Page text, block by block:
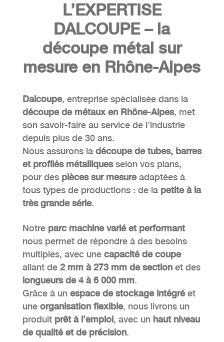
L’EXPERTISE
DALCOUPE – la
découpe métal sur
mesure en Rhône-Alpes
Dalcoupe, entreprise spécialisée dans la
découpe de métaux en Rhône-Alpes, met
son savoir-faire au service de l’industrie
depuis plus de 30 ans.
Nous assurons la découpe de tubes, barres
et profilés métalliquesselon vos plans,
pour des pièces sur mesureadaptées à
tous types de productions : de la petite à la
très grande série.
Notre parc machine varié et performant
nous permet de répondre à des besoins
multiples, avec une capacité de coupe
allant de 2 mm à 273 mm de sectionet des
longueurs de 4 à 6 000 mm.
Grâce à un espace de stockage intégréet
une organisation flexible, nous livrons un
produit prêt à l’emploi, avec un haut niveau
de qualité et de précision.